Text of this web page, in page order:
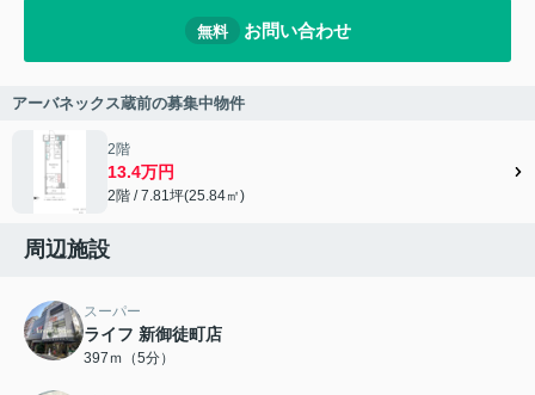
無料 お問い合わせ
アーバネックス蔵前の募集中物件
2階
13.4万円
2階 / 7.81坪(25.84㎡)
周辺施設
スーパー
ライフ 新御徒町店
397ｍ（5分）